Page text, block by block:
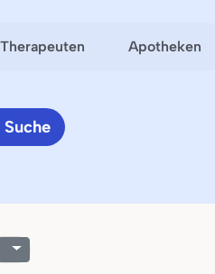
Therapeuten Apotheken
Suche